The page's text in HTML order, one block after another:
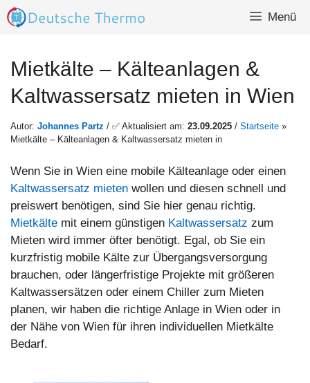
Zum
Inhalt
Menü
Mietkälte – Kälteanlagen &
Kaltwassersatz mieten in Wien
Autor: Johannes Partz / ✅ Aktualisiert am: 23.09.2025 / Startseite »
Mietkälte – Kälteanlagen & Kaltwassersatz mieten in
Wenn Sie in Wien eine mobile Kälteanlage oder einen
Kaltwassersatz mieten wollen und diesen schnell und
preiswert benötigen, sind Sie hier genau richtig.
Mietkälte mit einem günstigen Kaltwassersatz zum
Mieten wird immer öfter benötigt. Egal, ob Sie ein
kurzfristig mobile Kälte zur Übergangsversorgung
brauchen, oder längerfristige Projekte mit größeren
Kaltwassersätzen oder einem Chiller zum Mieten
planen, wir haben die richtige Anlage in Wien oder in
der Nähe von Wien für ihren individuellen Mietkälte
Bedarf.